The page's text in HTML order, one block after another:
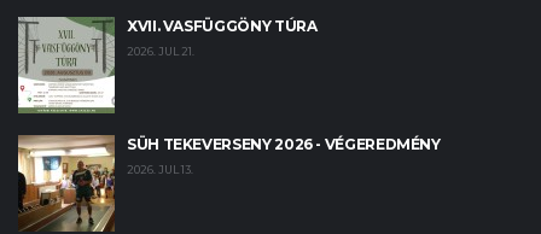
XVII. VASFÜGGÖNY TÚRA
2026. JUL 21.
SÜH TEKEVERSENY 2026 - VÉGEREDMÉNY
2026. JUL 13.